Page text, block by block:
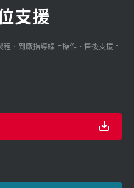
支援
程、到廠指導線上操作、售後支援。